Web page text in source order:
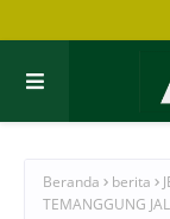
Beranda berita
TEMANGGUNG